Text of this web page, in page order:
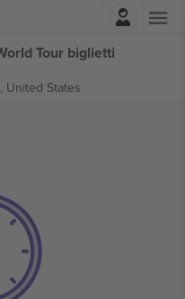
Tour biglietti
United States